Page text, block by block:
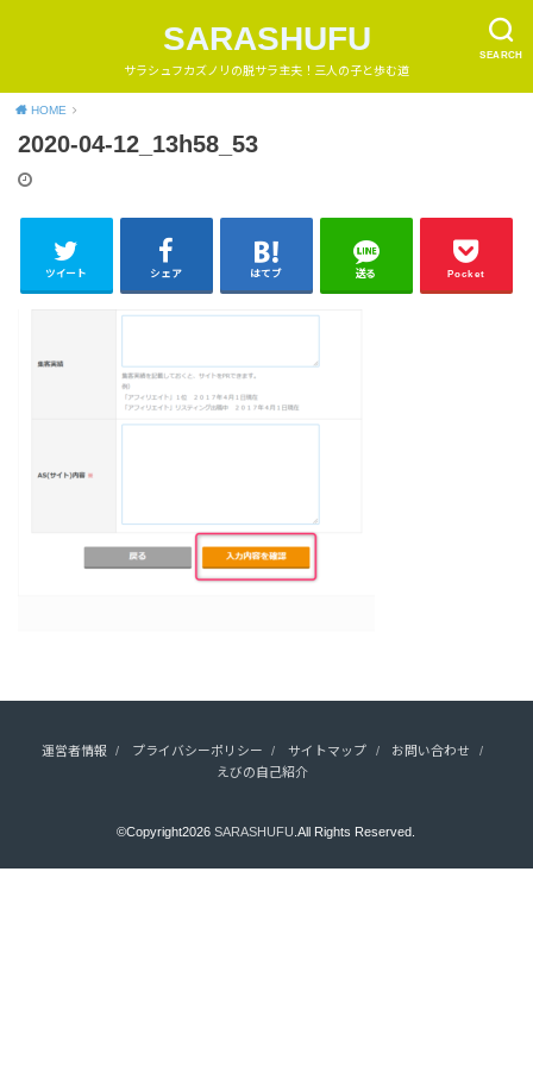
SEARCH
SARASHUFU
サラシュフカズノリの脱サラ主夫！三人の子と歩む道
HOME
2020-04-12_13h58_53
ツイート シェア はてブ 送る Pocket
運営者情報 プライバシーポリシー サイトマップ
お問い合わせ
えびの自己紹介
©Copyright2026SARASHUFU.All Rights Reserved.